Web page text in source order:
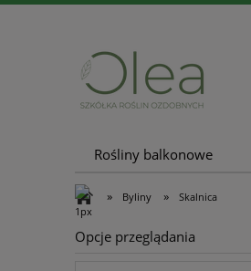
Rośliny balkonowe
Nowości
Promocje
» Byliny » Skalnica
Opcje przeglądania